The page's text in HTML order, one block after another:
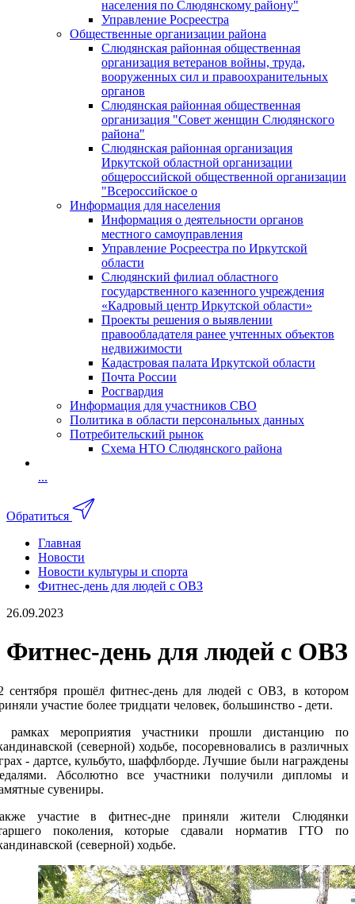
населения по Слюдянскому району"
Управление Росреестра
Общественные организации района
Слюдянская районная общественная
организация ветеранов войны, труда,
вооруженных сил и правоохранительных
органов
Слюдянская районная общественная
организация "Совет женщин Слюдянского
района"
Слюдянская районная организация
Иркутской областной организации
общероссийской общественной организации
"Всероссийское о
Информация для населения
Информация о деятельности органов
местного самоуправления
Управление Росреестра по Иркутской
области
Слюдянский филиал областного
государственного казенного учреждения
«Кадровый центр Иркутской области»
Проекты решения о выявлении
правообладателя ранее учтенных объектов
недвижимости
Кадастровая палата Иркутской области
Почта России
Росгвардия
Информация для участников СВО
Политика в области персональных данных
Потребительский рынок
Схема НТО Слюдянского района
...
Обратиться
Главная
Новости
Новости культуры и спорта
Фитнес-день для людей с ОВЗ
26.09.2023
Фитнес-день для людей с ОВЗ
сентября прошёл фитнес-день для людей с ОВЗ, в котором
участие более тридцати человек, большинство - дети.
рамках мероприятия участники прошли дистанцию по
(северной) ходьбе, посоревновались в различных
- дартсе, кульбуто, шаффлборде. Лучшие были награждены
Абсолютно все участники получили дипломы и
сувениры.
участие в фитнес-дне приняли жители Слюдянки
поколения, которые сдавали норматив ГТО по
(северной) ходьбе.